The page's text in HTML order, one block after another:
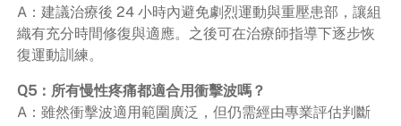
A：建議治療後 24 小時內避免劇烈運動與重壓患部，讓組
織有充分時間修復與適應。之後可在治療師指導下逐步恢
復運動訓練。
Q5：所有慢性疼痛都適合用衝擊波嗎？
A：雖然衝擊波適用範圍廣泛，但仍需經由專業評估判斷